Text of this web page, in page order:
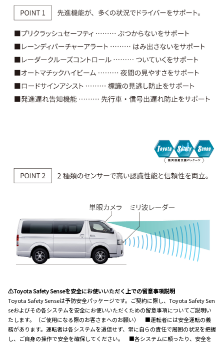
⚠Toyota Safety Senseを安全にお使いいただく上での留意事項説明
Toyota Safety Senseは予防安全パッケージです。ご契約に際し、Toyota Safety Sen
seおよびその各システムを安全にお使いいただくための留意事項についてご説明い
たします。（ご使用になる際のお客さまへのお願い） ■運転者には安全運転の義
務があります。運転者は各システムを過信せず、常に自らの責任で周囲の状況を把握
し、ご自身の操作で安全を確保してください。 ■各システムに頼ったり、安全を